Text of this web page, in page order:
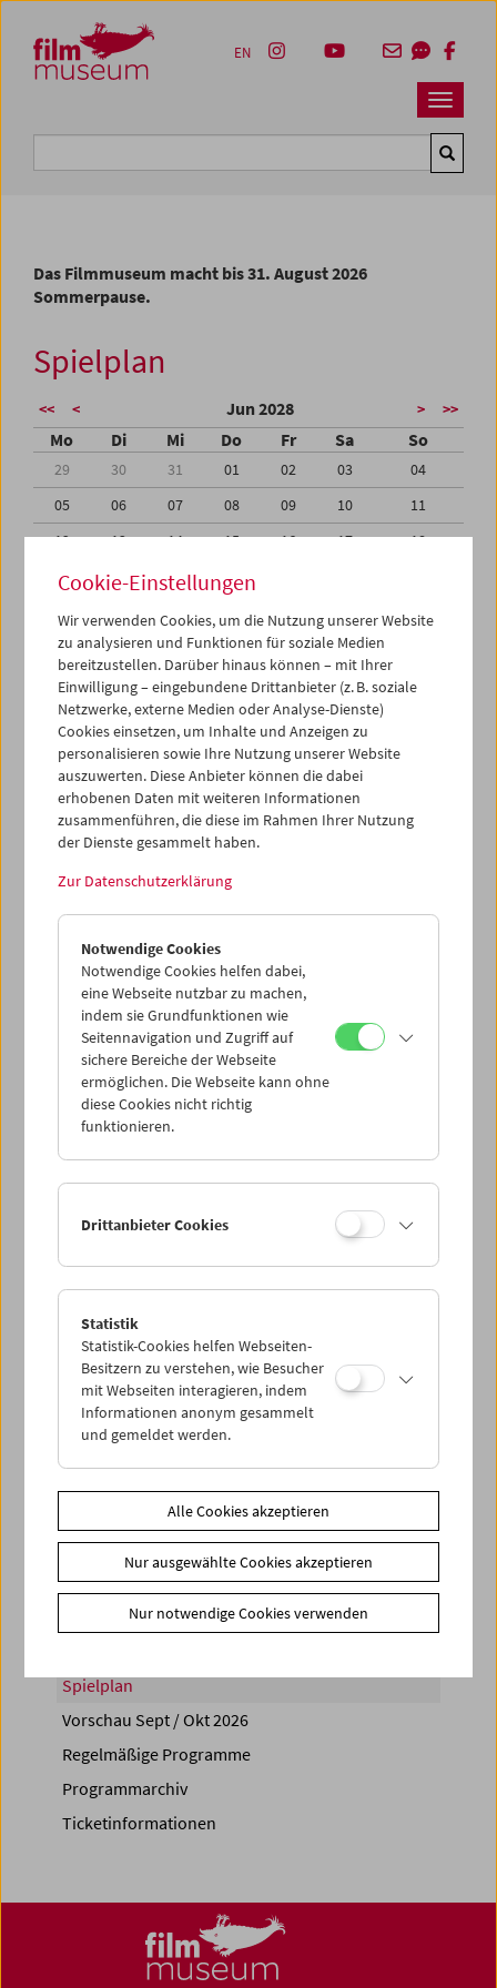
Zum Inhalt
Zum Hauptmenü
Zur Servicenavigation
Zum Suche
Navbar
EN
Das Filmmuseum macht bis 31. August 2026
Sommerpause.
Spielplan
<< < Jun 2028 > >>
Mo Di Mi Do Fr Sa So
29 30 31 01 02 03
04
05
06 07 08 09 10
11
12
13 14 15 16 17
18
19
20 21 22
26
28 30
02
03
04 05 06 07 08
iCalender
Programmheft-PDF
English language or subtitles
< Vorherige Woche
Mo 19.6.
Di 20.6.
Mi 21.6.
Do 22.6.
Sa 24.6.
PROGRAMM ÜBERBLICK
Share on
Spielplan
Vorschau Sept / Okt 2026
Regelmäßige Programme
Programmarchiv
Ticketinformationen
Cookie-Einstellungen
Wir verwenden Cookies, um die Nutzung unserer Website
zu analysieren und Funktionen für soziale Medien
bereitzustellen. Darüber hinaus können – mit Ihrer
Einwilligung – eingebundene Drittanbieter (z. B. soziale
Netzwerke, externe Medien oder Analyse-Dienste)
Cookies einsetzen, um Inhalte und Anzeigen zu
personalisieren sowie Ihre Nutzung unserer Website
auszuwerten. Diese Anbieter können die dabei
erhobenen Daten mit weiteren Informationen
zusammenführen, die diese im Rahmen Ihrer Nutzung
der Dienste gesammelt haben.
Zur Datenschutzerklärung
Notwendige Cookies
Notwendige Cookies helfen dabei,
eine Webseite nutzbar zu machen,
indem sie Grundfunktionen wie
Seitennavigation und Zugriff auf
sichere Bereiche der Webseite
ermöglichen. Die Webseite kann ohne
diese Cookies nicht richtig
funktionieren.
Drittanbieter Cookies
Statistik
Statistik-Cookies helfen Webseiten-
Besitzern zu verstehen, wie Besucher
mit Webseiten interagieren, indem
Informationen anonym gesammelt
und gemeldet werden.
Alle Cookies akzeptieren
Nur ausgewählte Cookies akzeptieren
Nur notwendige Cookies verwenden